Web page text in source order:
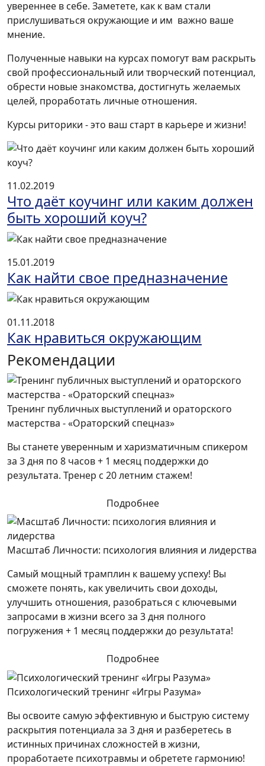
увереннее в себе. Заметете, как к вам стали
прислушиваться окружающие и им важно ваше
мнение.
Полученные навыки на курсах помогут вам раскрыть
свой профессиональный или творческий потенциал,
обрести новые знакомства, достигнуть желаемых
целей, проработать личные отношения.
Курсы риторики - это ваш старт в карьере и жизни!
11.02.2019
Что даёт коучинг или каким должен
быть хороший коуч?
15.01.2019
Как найти свое предназначение
01.11.2018
Как нравиться окружающим
Рекомендации
Тренинг публичных выступлений и ораторского
мастерства - «Ораторский спецназ»
Вы станете уверенным и харизматичным спикером
за 3 дня по 8 часов + 1 месяц поддержки до
результата. Тренер с 20 летним стажем!
Подробнее
Масштаб Личности: психология влияния и лидерства
Самый мощный трамплин к вашему успеху! Вы
сможете понять, как увеличить свои доходы,
улучшить отношения, разобраться с ключевыми
запросами в жизни всего за 3 дня полного
погружения + 1 месяц поддержки до результата!
Подробнее
Психологический тренинг «Игры Разума»
Вы освоите самую эффективную и быструю систему
раскрытия потенциала за 3 дня и разберетесь в
истинных причинах сложностей в жизни,
проработаете психотравмы и обретете гармонию!